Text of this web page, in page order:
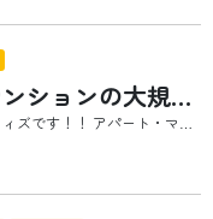
アパート・マンションの大規模修繕で知っておきたい重要ポイントをまとめて解説